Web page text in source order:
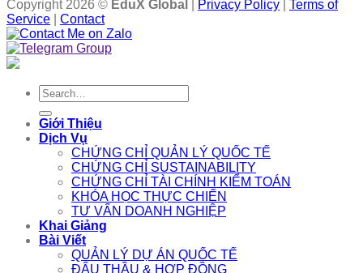
Copyright 2026 © EduX Global Privacy Policy
Terms of
Service
Contact
Search
for:
Giới Thiệu
Dịch Vụ
CHỨNG CHỈ QUẢN LÝ QUỐC TẾ
CHỨNG CHỈ SUSTAINABILITY
CHỨNG CHỈ TÀI CHÍNH KIỂM TOÁN
KHÓA HỌC THỰC CHIẾN
TƯ VẤN DOANH NGHIỆP
Khai Giảng
Bài Viết
QUẢN LÝ DỰ ÁN QUỐC TẾ
ĐẤU THẦU & HỢP ĐỒNG